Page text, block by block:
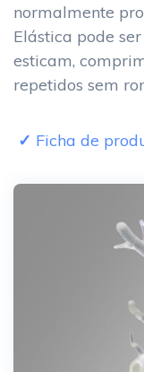
normalmente
Elástica pode
esticam,
repetidos sem
Ficha de